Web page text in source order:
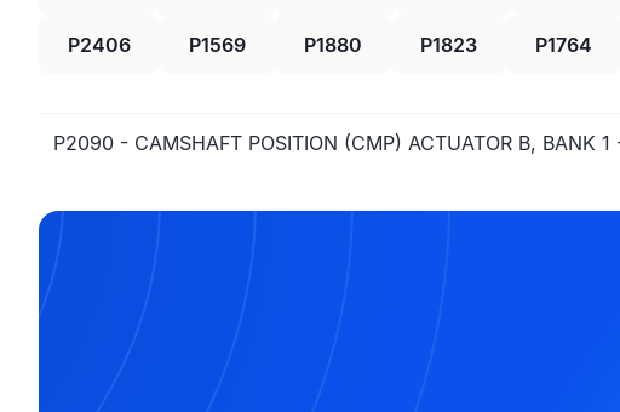
P2406 P1569 P1880 P1823 P1764
P2090 - CAMSHAFT POSITION (CMP) ACTUATOR B, BANK 1